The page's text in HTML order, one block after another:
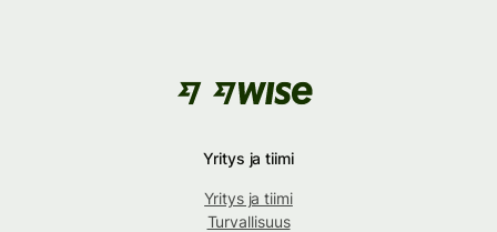
Yritys ja tiimi
Yritys ja tiimi
Turvallisuus